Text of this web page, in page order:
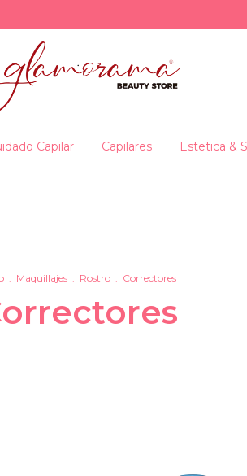
Capilar Capilares Estetica &
Maquillajes Rostro Correctores